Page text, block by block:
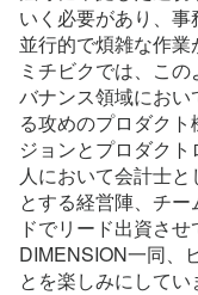
いく必要があり、
並行的で煩雑な作業
ミチビクでは、こ
バナンス領域にお
る攻めのプロダク
ジョンとプロダク
人において会計士
とする経営陣、チ
ドでリード出資させ
DIMENSION一同、
とを楽しみにしてい